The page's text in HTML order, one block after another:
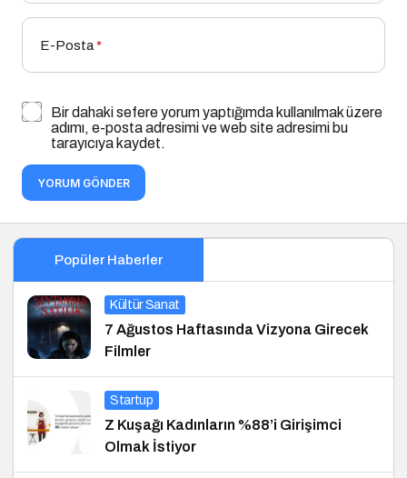
E-Posta*
Bir dahaki sefere yorum yaptığımda kullanılmak üzere
adımı, e-posta adresimi ve web site adresimi bu
tarayıcıya kaydet.
YORUM GÖNDER
Popüler Haberler
Kültür Sanat
7 Ağustos Haftasında Vizyona Girecek
Filmler
Startup
Z Kuşağı Kadınların %88’i Girişimci
Olmak İstiyor